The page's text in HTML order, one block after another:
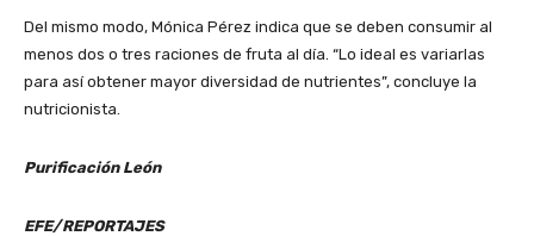
Del mismo modo, Mónica Pérez indica que se deben consumir al
menos dos o tres raciones de fruta al día. “Lo ideal es variarlas
para así obtener mayor diversidad de nutrientes”, concluye la
nutricionista.
Purificación León
EFE/REPORTAJES